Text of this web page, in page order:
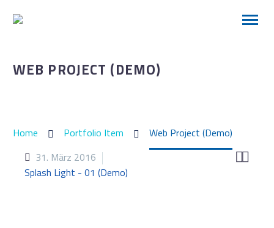
WEB PROJECT (DEMO)
Home Portfolio Item Web Project (Demo)

31. März 2016
Splash Light - 01 (Demo)